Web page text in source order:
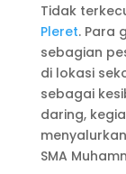
Tidak
Pleret. Para
sebagian
di lokasi
sebagai
daring,
SMA